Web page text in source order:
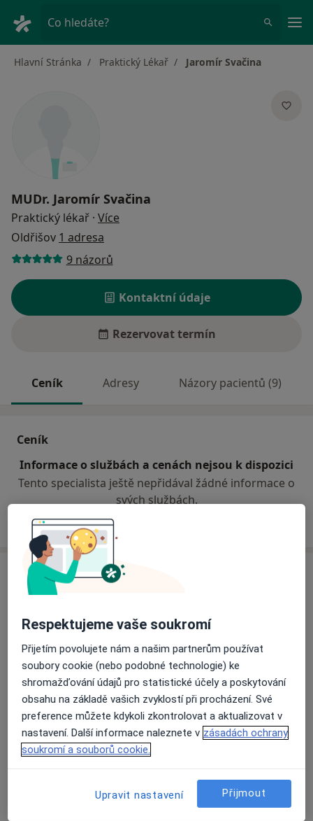
Co hledáte?
Hlavní Stránka Praktický Lékař Jaromír Svačina
MUDr. Jaromír Svačina
Praktický lékař · Více
Oldřišov 1 adresa
9 názorů
Kontaktní údaje
Rezervovat termín
Ceník Adresy Názory pacientů (9)
Ceník
Informace o službách a cenách nejsou k dispozici
Tento specialista ještě nepřidával žádné informace o
svých službách.
Adresa
Opavská 199, Oldřišov 74733
Přiblížit mapuse otevře v nové záložce
Dostupnost
Na této adrese online kalendář není aktivní
Co mám v takové situaci udělat?
Na teto adrese lékař přijímá pacienty na pojišťovnu
Respektujeme vaše soukromí
Přijetím povolujete nám a našim partnerům používat
soubory cookie (nebo podobné technologie) ke
shromažďování údajů pro statistické účely a poskytování
obsahu na základě vašich zvyklostí při procházení. Své
preference můžete kdykoli zkontrolovat a aktualizovat v
nastavení. Další informace naleznete v zásadách ochrany
soukromí a souborů cookie.
Upravit nastavení Přijmout